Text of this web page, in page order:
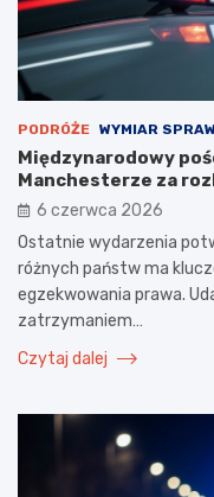
PODRÓŻE WYMIAR
Międzynarodowy
Manchesterze za
6 czerwca 2026
Ostatnie wydarzenia
różnych państw ma
egzekwowania prawa.
zatrzymaniem…
Czytaj dalej